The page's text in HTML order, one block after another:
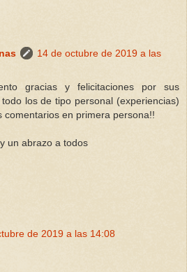
14 de octubre de 2019 a las
gracias y felicitaciones por sus
los de tipo personal (experiencias)
comentarios en primera persona!!
un abrazo a todos
de 2019 a las 14:08